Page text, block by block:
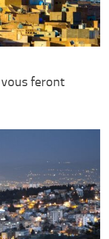
vous feront